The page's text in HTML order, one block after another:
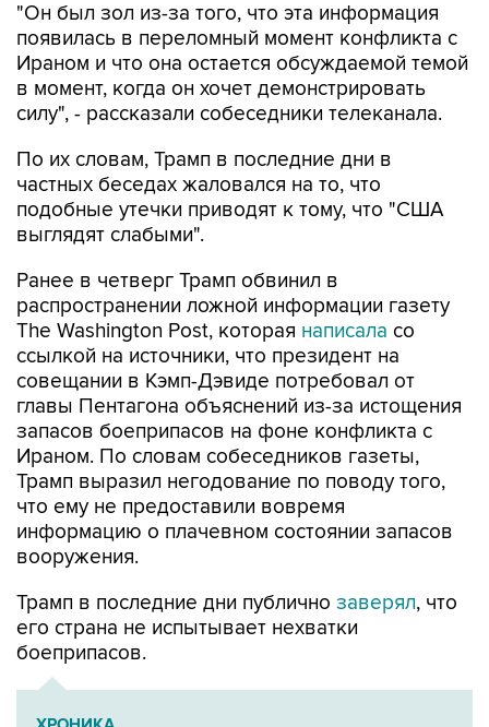
"Он был зол из-за того, что эта информация
появилась в переломный момент конфликта с
Ираном и что она остается обсуждаемой темой
в момент, когда он хочет демонстрировать
силу", - рассказали собеседники телеканала.
По их словам, Трамп в последние дни в
частных беседах жаловался на то, что
подобные утечки приводят к тому, что "США
выглядят слабыми".
Ранее в четверг Трамп обвинил в
распространении ложной информации газету
The Washington Post, которая написала со
ссылкой на источники, что президент на
совещании в Кэмп-Дэвиде потребовал от
главы Пентагона объяснений из-за истощения
запасов боеприпасов на фоне конфликта с
Ираном. По словам собеседников газеты,
Трамп выразил негодование по поводу того,
что ему не предоставили вовремя
информацию о плачевном состоянии запасов
вооружения.
Трамп в последние дни публично заверял, что
его страна не испытывает нехватки
боеприпасов.